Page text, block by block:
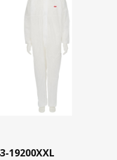
19200XXL